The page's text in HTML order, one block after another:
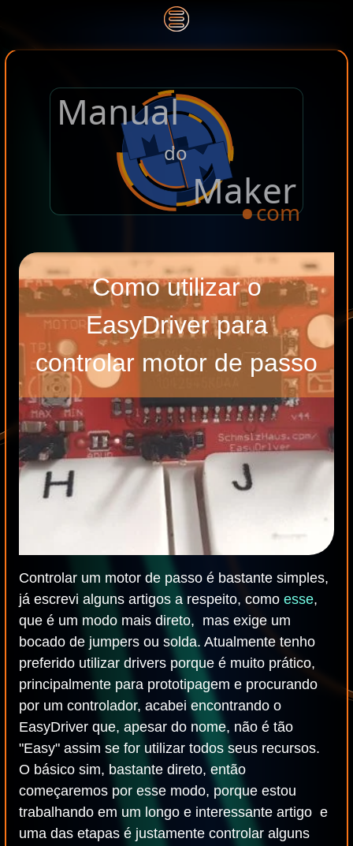
Manual
do
Maker
.com
Como utilizar o
EasyDriver para
controlar motor de passo
Controlar um motor de passo é bastante simples,
já escrevi alguns artigos a respeito, como esse,
que é um modo mais direto, mas exige um
bocado de jumpers ou solda. Atualmente tenho
preferido utilizar drivers porque é muito prático,
principalmente para prototipagem e procurando
por um controlador, acabei encontrando o
EasyDriver que, apesar do nome, não é tão
"Easy" assim se for utilizar todos seus recursos.
O básico sim, bastante direto, então
começaremos por esse modo, porque estou
trabalhando em um longo e interessante artigo e
uma das etapas é justamente controlar alguns